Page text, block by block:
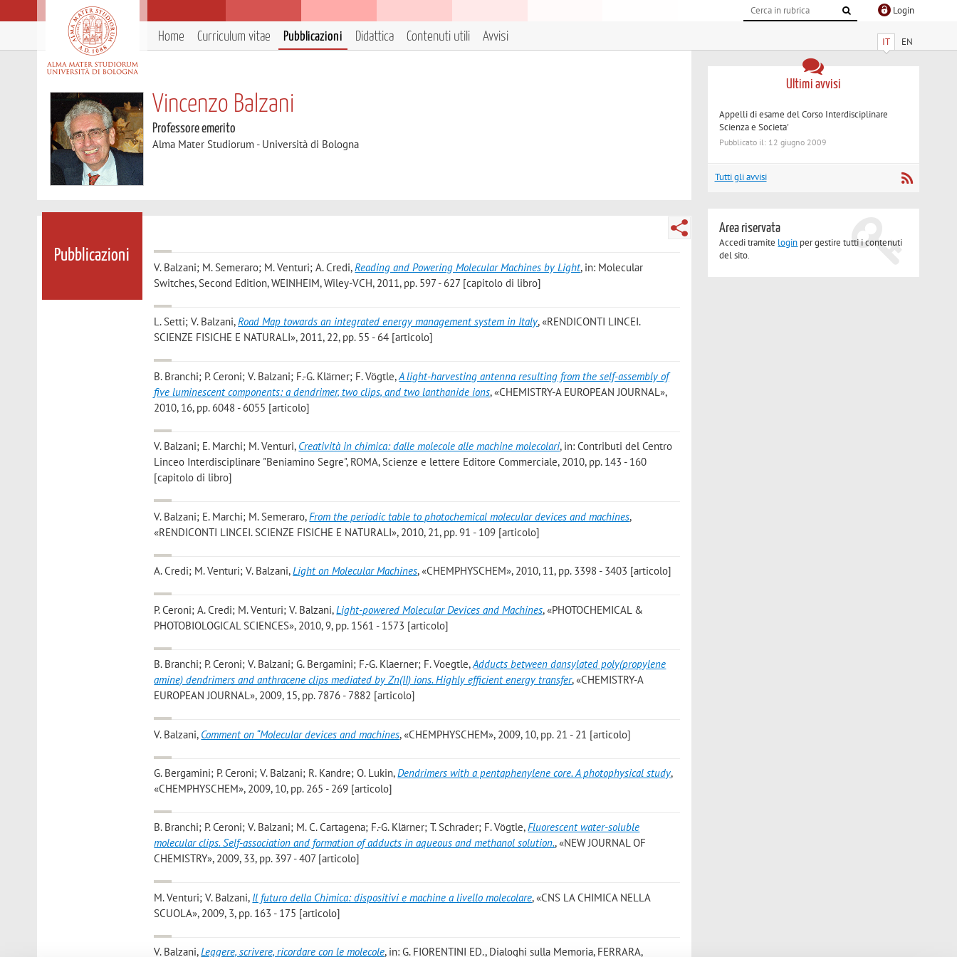
Login
IT EN
Home Curriculum vitae Pubblicazioni Didattica Contenuti utili Avvisi
Vincenzo Balzani
Professore emerito
Alma Mater Studiorum - Università di Bologna
Pubblicazioni
V. Balzani; M. Semeraro; M. Venturi; A. Credi,Reading and Powering Molecular Machines by Light, in: Molecular
Switches, Second Edition, WEINHEIM, Wiley-VCH, 2011, pp. 597 - 627 [capitolo di libro]
L. Setti; V. Balzani,Road Map towards an integrated energy management system in Italy, «RENDICONTI LINCEI.
SCIENZE FISICHE E NATURALI», 2011, 22, pp. 55 - 64 [articolo]
B. Branchi; P. Ceroni; V. Balzani; F.-G. Klärner; F. Vögtle,A light-harvesting antenna resulting from the self-assembly of
five luminescent components: a dendrimer, two clips, and two lanthanide ions, «CHEMISTRY-A EUROPEAN JOURNAL»,
2010, 16, pp. 6048 - 6055 [articolo]
V. Balzani; E. Marchi; M. Venturi, Creatività in chimica: dalle molecole alle machine molecolari, in: Contributi del Centro
Linceo Interdisciplinare "Beniamino Segre", ROMA, Scienze e lettere Editore Commerciale, 2010, pp. 143 - 160
[capitolo di libro]
V. Balzani; E. Marchi; M. Semeraro,From the periodic table to photochemical molecular devices and machines,
«RENDICONTI LINCEI. SCIENZE FISICHE E NATURALI», 2010, 21, pp. 91 - 109 [articolo]
A. Credi; M. Venturi; V. Balzani,Light on Molecular Machines, «CHEMPHYSCHEM», 2010, 11, pp. 3398 - 3403 [articolo]
P. Ceroni; A. Credi; M. Venturi; V. Balzani,Light-powered Molecular Devices and Machines, «PHOTOCHEMICAL &
PHOTOBIOLOGICAL SCIENCES», 2010, 9, pp. 1561 - 1573 [articolo]
B. Branchi; P. Ceroni; V. Balzani; G. Bergamini; F.-G. Klaerner; F. Voegtle,Adducts between dansylated poly(propylene
amine) dendrimers and anthracene clips mediated by Zn(II) ions. Highly efficient energy transfer, «CHEMISTRY-A
EUROPEAN JOURNAL», 2009, 15, pp. 7876 - 7882 [articolo]
V. Balzani, Comment on “Molecular devices and machines, «CHEMPHYSCHEM», 2009, 10, pp. 21 - 21 [articolo]
G. Bergamini; P. Ceroni; V. Balzani; R. Kandre; O. Lukin,Dendrimers with a pentaphenylene core. A photophysical study,
«CHEMPHYSCHEM», 2009, 10, pp. 265 - 269 [articolo]
B. Branchi; P. Ceroni; V. Balzani; M. C. Cartagena; F.-G. Klärner; T. Schrader; F. Vögtle,Fluorescent water-soluble
molecular clips. Self-association and formation of adducts in aqueous and methanol solution., «NEW JOURNAL OF
CHEMISTRY», 2009, 33, pp. 397 - 407 [articolo]
M. Venturi; V. Balzani, Il futuro della Chimica: dispositivi e machine a livello molecolare, «CNS LA CHIMICA NELLA
SCUOLA», 2009, 3, pp. 163 - 175 [articolo]
V. Balzani,Leggere, scrivere, ricordare con le molecole, in: G. FIORENTINI ED., Dialoghi sulla Memoria, FERRARA,
Ultimi avvisi
Appelli di esame del Corso Interdisciplinare
Scienza e Societa'
Pubblicato il: 12 giugno 2009
Tutti gli avvisi
Area riservata
Accedi tramite login per gestire tutti i contenuti
del sito.